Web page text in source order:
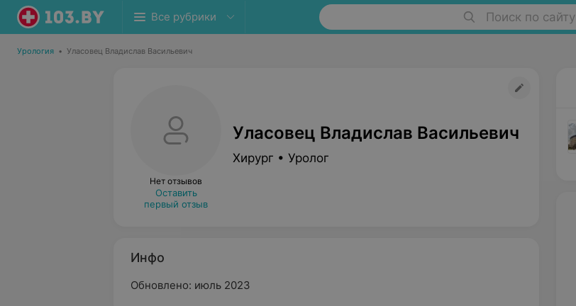
Все рубрики Поиск по сайту
Урология • Уласовец Владислав Васильевич
Нет отзывов
Оставить
первый отзыв
Уласовец Владислав Васильевич
Хирург • Уролог
Инфо
Обновлено: июль 2023